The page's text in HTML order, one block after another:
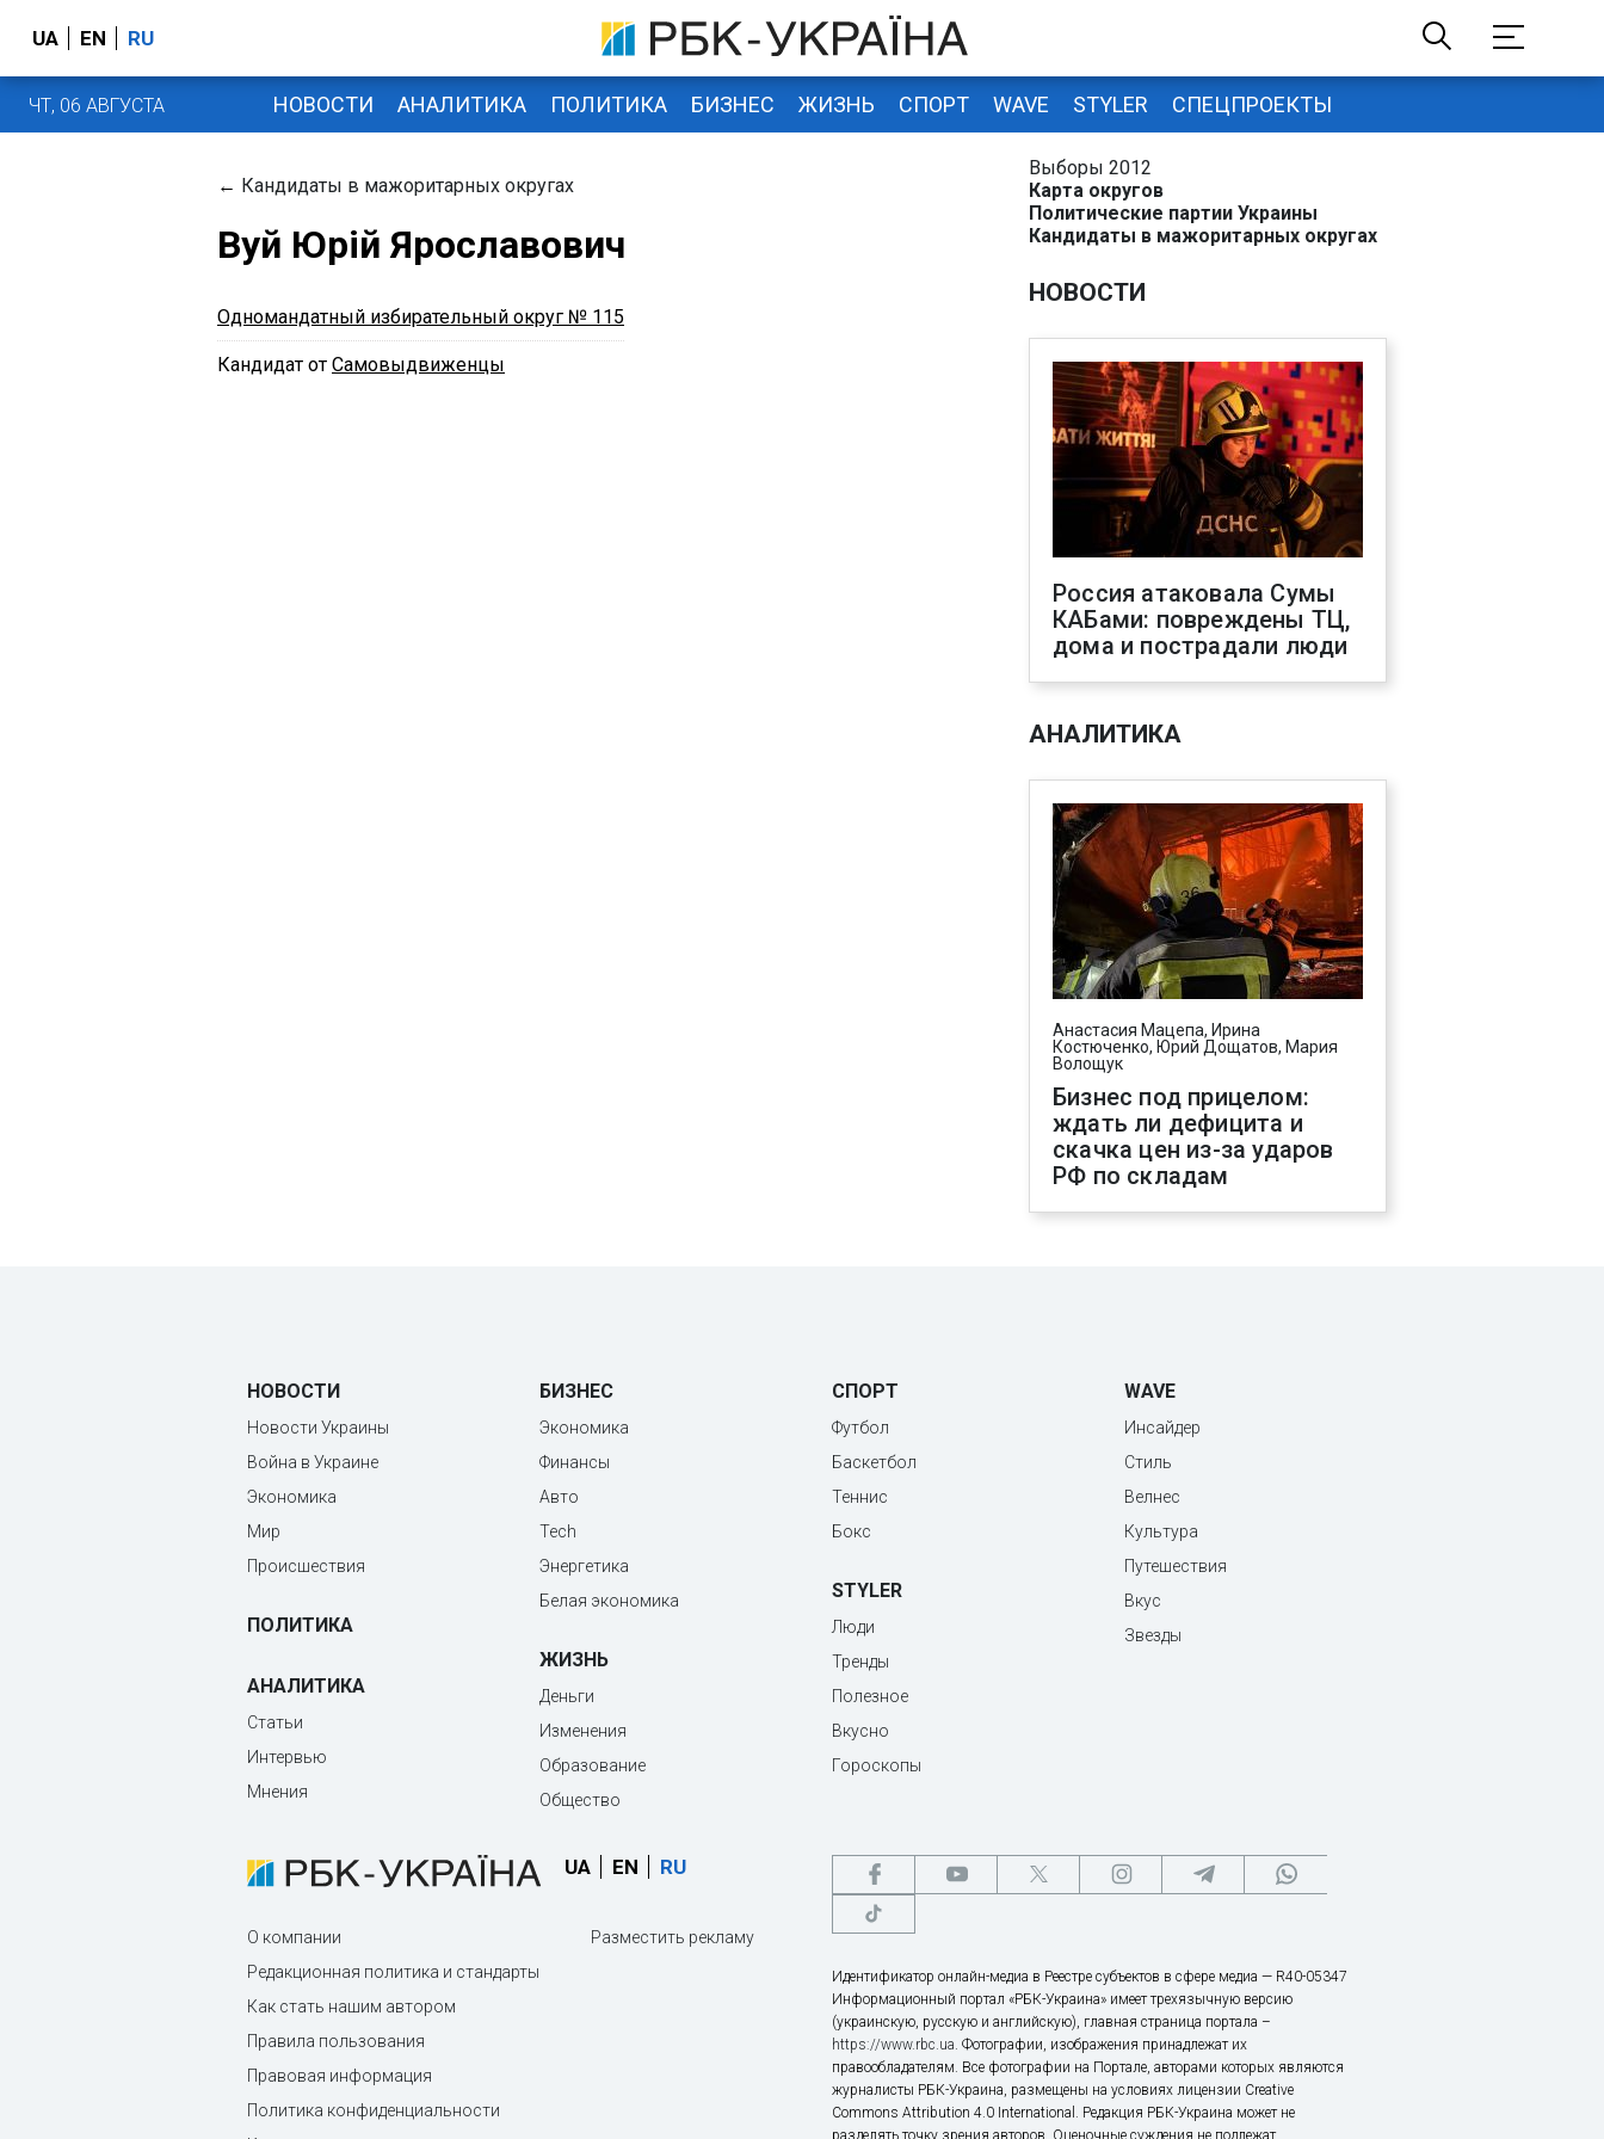
UA EN RU
ЧТ, 06 АВГУСТА НОВОСТИ АНАЛИТИКА ПОЛИТИКА БИЗНЕС ЖИЗНЬ СПОРТ WAVE STYLER СПЕЦПРОЕКТЫ
← Кандидаты в мажоритарных округах
Вуй Юрій Ярославович
Одномандатный избирательный округ № 115
Кандидат от Самовыдвиженцы
Выборы 2012
Карта округов
Политические партии Украины
Кандидаты в мажоритарных округах
НОВОСТИ
Россия атаковала Сумы
КАБами: повреждены ТЦ,
дома и пострадали люди
АНАЛИТИКА
Анастасия Мацепа, Ирина
Костюченко, Юрий Дощатов, Мария
Волощук
Бизнес под прицелом:
ждать ли дефицита и
скачка цен из-за ударов
РФ по складам
НОВОСТИ
Новости Украины
Война в Украине
Экономика
Мир
Происшествия
ПОЛИТИКА
АНАЛИТИКА
Статьи
Интервью
Мнения
БИЗНЕС
Экономика
Финансы
Авто
Tech
Энергетика
Белая экономика
ЖИЗНЬ
Деньги
Изменения
Образование
Общество
СПОРТ
Футбол
Баскетбол
Теннис
Бокс
STYLER
Люди
Тренды
Полезное
Вкусно
Гороскопы
WAVE
Инсайдер
Стиль
Велнес
Культура
Путешествия
Вкус
Звезды
UA EN RU
О компании
Редакционная политика и стандарты
Как стать нашим автором
Правила пользования
Правовая информация
Политика конфиденциальности
Разместить рекламу
Идентификатор онлайн-медиа в Реестре субъектов в сфере медиа — R40-05347
Информационный портал «РБК-Украина» имеет трехязычную версию
(украинскую, русскую и английскую), главная страница портала –
https://www.rbc.ua. Фотографии, изображения принадлежат их
правообладателям. Все фотографии на Портале, авторами которых являются
журналисты РБК-Украина, размещены на условиях лицензии Creative
Commons Attribution 4.0 International. Редакция РБК-Украина может не
разделять точку зрения авторов. Оценочные суждения не подлежат